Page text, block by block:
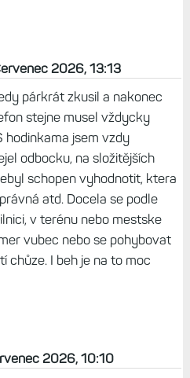
2026, 13:13
párkrát zkusil a nakonec
stejne musel vždycky
hodinkama jsem vzdy
odbocku, na složitějších
schopen vyhodnotit, ktera
atd. Docela se podle
v terénu nebo mestske
vubec nebo se pohybovat
chůze. I beh je na to moc
2026, 10:10